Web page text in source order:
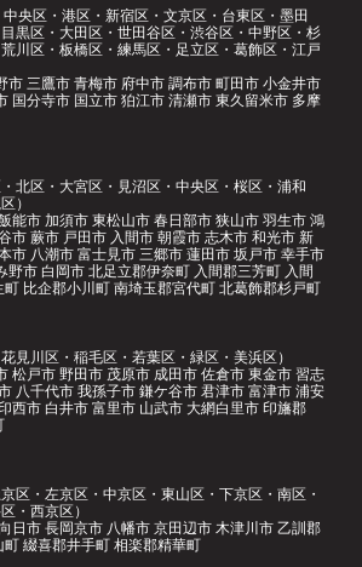
央区・港区・新宿区・文京区・台東区・墨田
黒区・大田区・世田谷区・渋谷区・中野区・杉
川区・板橋区・練馬区・足立区・葛飾区・江戸
市 三鷹市 青梅市 府中市 調布市 町田市 小金井市
国分寺市 国立市 狛江市 清瀬市 東久留米市 多摩
北区・大宮区・見沼区・中央区・桜区・浦和
）
能市 加須市 東松山市 春日部市 狭山市 羽生市 鴻
市 蕨市 戸田市 入間市 朝霞市 志木市 和光市 新
市 八潮市 富士見市 三郷市 蓮田市 坂戸市 幸手市
野市 白岡市 北足立郡伊奈町 入間郡三芳町 入間
比企郡小川町 南埼玉郡宮代町 北葛飾郡杉戸町
見川区・稲毛区・若葉区・緑区・美浜区）
松戸市 野田市 茂原市 成田市 佐倉市 東金市 習志
八千代市 我孫子市 鎌ケ谷市 君津市 富津市 浦安
西市 白井市 富里市 山武市 大網白里市 印旛郡
区・左京区・中京区・東山区・下京区・南区・
・西京区）
日市 長岡京市 八幡市 京田辺市 木津川市 乙訓郡
綴喜郡井手町 相楽郡精華町